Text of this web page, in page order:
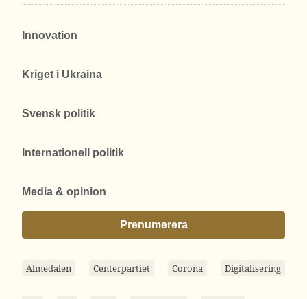
Innovation
Kriget i Ukraina
Svensk politik
Internationell politik
Media & opinion
Prenumerera
Almedalen Centerpartiet Corona Digitalisering